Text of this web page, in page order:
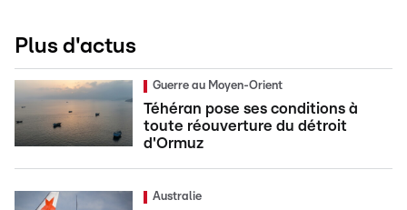
Plus d'actus
Guerre au Moyen-Orient
Téhéran pose ses conditions à
toute réouverture du détroit
d'Ormuz
Australie